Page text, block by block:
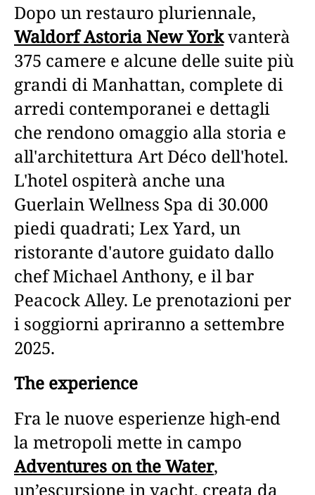
Dopo un restauro pluriennale,
Waldorf Astoria New Yorkvanterà
375 camere e alcune delle suite più
grandi di Manhattan, complete di
arredi contemporanei e dettagli
che rendono omaggio alla storia e
all'architettura Art Déco dell'hotel.
L'hotel ospiterà anche una
Guerlain Wellness Spa di 30.000
piedi quadrati; Lex Yard, un
ristorante d'autore guidato dallo
chef Michael Anthony, e il bar
Peacock Alley. Le prenotazioni per
i soggiorni apriranno a settembre
2025.
The experience
Fra le nuove esperienze high-end
la metropoli mette in campo
Adventures on the Water,
un’escursione in yacht, creata da